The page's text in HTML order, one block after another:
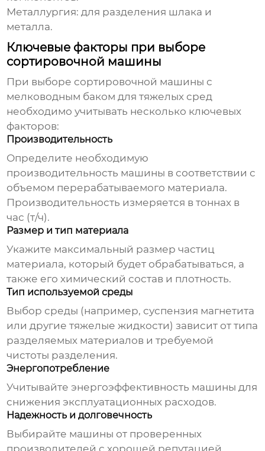
Металлургия: для разделения шлака и
металла.
Ключевые факторы при выборе
сортировочной машины
При выборе сортировочной машины с
мелководным баком для тяжелых сред
необходимо учитывать несколько ключевых
факторов:
Производительность
Определите необходимую
производительность машины в соответствии с
объемом перерабатываемого материала.
Производительность измеряется в тоннах в
час (т/ч).
Размер и тип материала
Укажите максимальный размер частиц
материала, который будет обрабатываться, а
также его химический состав и плотность.
Тип используемой среды
Выбор среды (например, суспензия магнетита
или другие тяжелые жидкости) зависит от типа
разделяемых материалов и требуемой
чистоты разделения.
Энергопотребление
Учитывайте энергоэффективность машины для
снижения эксплуатационных расходов.
Надежность и долговечность
Выбирайте машины от проверенных